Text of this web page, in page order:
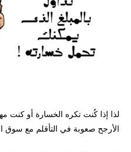
لذا إذا كُنت تكره الخسارة أو كنت
الأرجح صعوبة في التأقلم مع سوق